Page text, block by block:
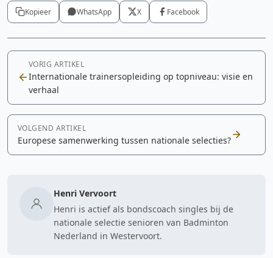
Kopieer WhatsApp X Facebook
VORIG ARTIKEL
Internationale trainersopleiding op topniveau: visie en
verhaal
VOLGEND ARTIKEL
Europese samenwerking tussen nationale selecties?
Henri Vervoort
Henri is actief als bondscoach singles bij de
nationale selectie senioren van Badminton
Nederland in Westervoort.